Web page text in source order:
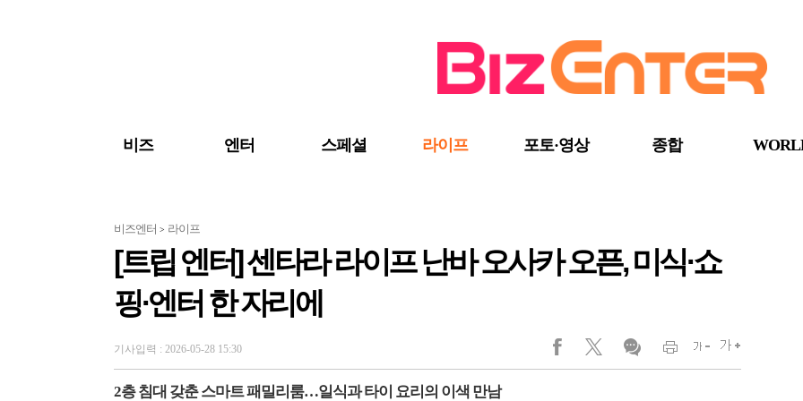
비즈 엔터 스페셜 라이프 포토·영상 종합
비즈엔터 > 라이프
[트립 엔터] 센타라 라이프 난바 오사카 오픈, 미식·쇼
핑·엔터 한 자리에
기사입력 : 2026-05-28 15:30
2층 침대 갖춘 스마트 패밀리룸…일식과 타이 요리의 이색 만남